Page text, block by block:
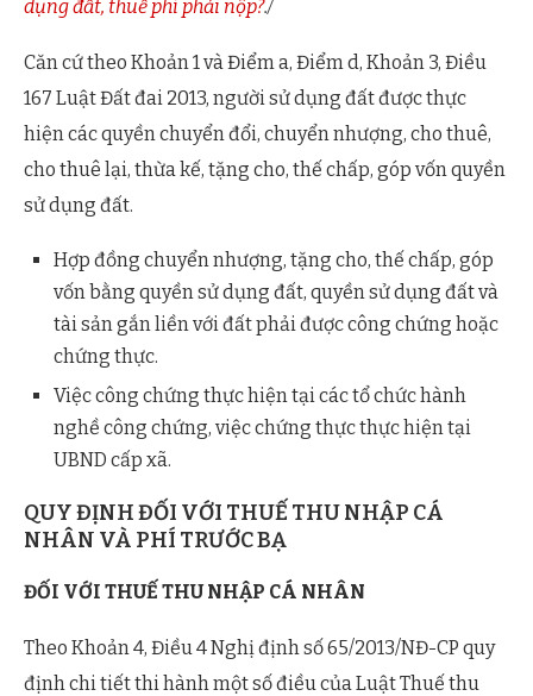
dụng đất, thuế phí phải nộp?./
Căn cứ theo Khoản 1 và Điểm a, Điểm d, Khoản 3, Điều
167 Luật Đất đai 2013, người sử dụng đất được thực
hiện các quyền chuyển đổi, chuyển nhượng, cho thuê,
cho thuê lại, thừa kế, tặng cho, thế chấp, góp vốn quyền
sử dụng đất.
Hợp đồng chuyển nhượng, tặng cho, thế chấp, góp
vốn bằng quyền sử dụng đất, quyền sử dụng đất và
tài sản gắn liền với đất phải được công chứng hoặc
chứng thực.
Việc công chứng thực hiện tại các tổ chức hành
nghề công chứng, việc chứng thực thực hiện tại
UBND cấp xã.
QUY ĐỊNH ĐỐI VỚI THUẾ THU NHẬP CÁ
NHÂN VÀ PHÍ TRƯỚC BẠ
ĐỐI VỚI THUẾ THU NHẬP CÁ NHÂN
Theo Khoản 4, Điều 4 Nghị định số 65/2013/NĐ-CP quy
định chi tiết thi hành một số điều của Luật Thuế thu